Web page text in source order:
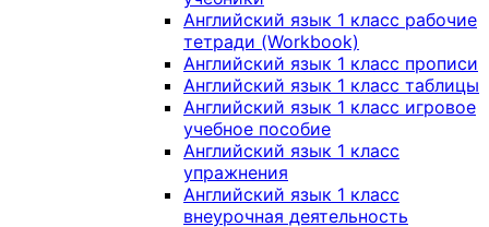
Английский язык 1 класс рабочие
тетради (Workbook)
Английский язык 1 класс прописи
Английский язык 1 класс таблицы
Английский язык 1 класс игровое
учебное пособие
Английский язык 1 класс
упражнения
Английский язык 1 класс
внеурочная деятельность